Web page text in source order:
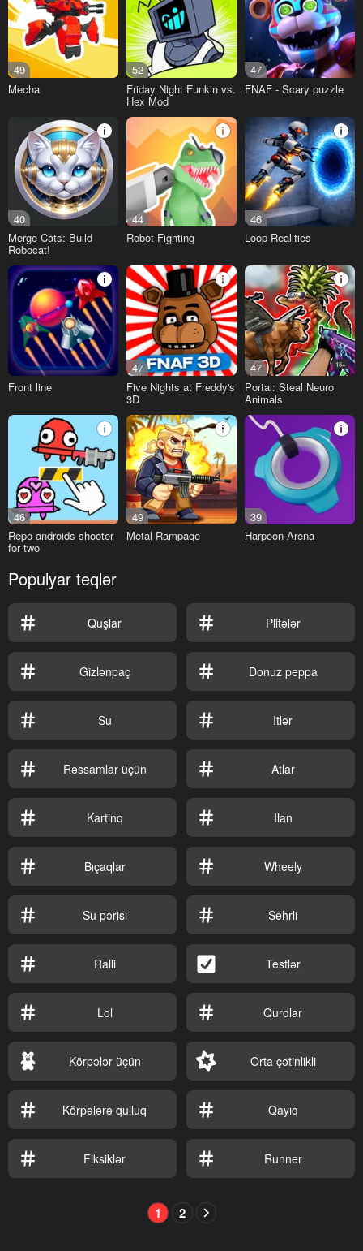
49
Mecha
52
Friday Night Funkin vs.
Hex Mod
47
FNAF - Scary puzzle
40
Merge Cats: Build
Robocat!
44
Robot Fighting
46
Loop Realities
Front line
47
Five Nights at Freddy's
3D
47 16+
Portal: Steal Neuro
Animals
46
Repo androids shooter
for two
49
Metal Rampage
39
Harpoon Arena
Populyar teqlər
Quşlar Plitələr
Gizlənpaç Donuz peppa
Su Itlər
Rəssamlar üçün Atlar
Kartinq Ilan
Bıçaqlar Wheely
Su pərisi Sehrli
Ralli Testlər
Lol Qurdlar
Körpələr üçün Orta çətinlikli
Körpələrə qulluq Qayıq
Fiksiklər Runner
1 2